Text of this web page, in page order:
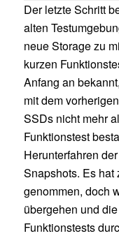
Der letzte Schritt
alten
neue Storage zu
kurzen
Anfang an
mit dem
SSDs nicht mehr
Funktionstest
Herunterfahren
Snapshots. Es hat
genommen, doch
übergehen und
Funktionstests